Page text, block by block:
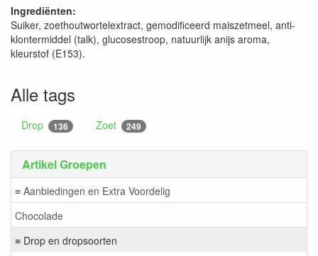
Artikel Groepen
≡ Aanbiedingen en Extra Voordelig
Chocolade
≡ Drop en dropsoorten
Ingrediënten:
Suiker, zoethoutwortelextract, gemodificeerd maiszetmeel, anti-
klontermiddel (talk), glucosestroop, natuurlijk anijs aroma,
kleurstof (E153).
Alle tags
Drop 136 Zoet 249